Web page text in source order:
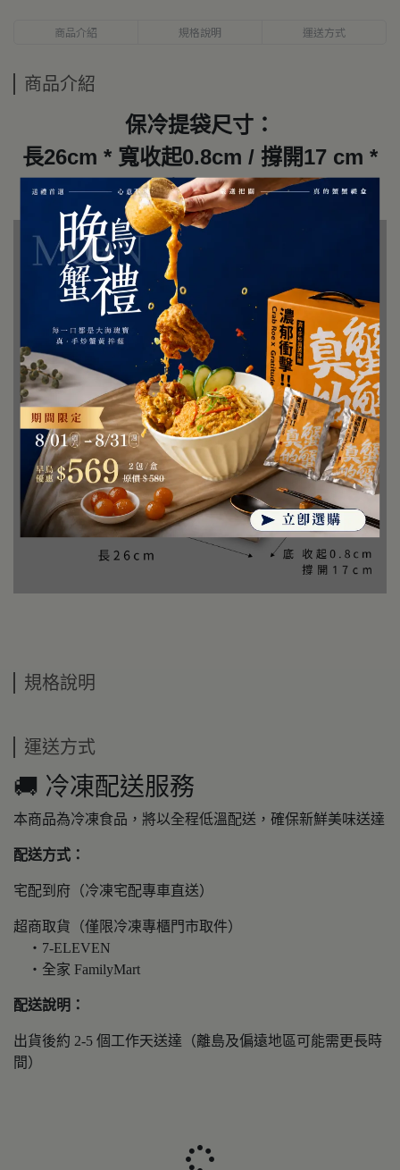
商品介紹 規格說明 運送方式
商品介紹
保冷提袋尺寸：
長26cm * 寬收起0.8cm / 撐開17 cm *
高26cm
規格說明
運送方式
🚚 冷凍配送服務
本商品為冷凍食品，將以全程低溫配送，確保新鮮美味送達
配送方式：
宅配到府（冷凍宅配專車直送）
超商取貨（僅限冷凍專櫃門市取件）
・7-ELEVEN
・全家 FamilyMart
配送說明：
出貨後約 2-5 個工作天送達（離島及偏遠地區可能需更長時
間）